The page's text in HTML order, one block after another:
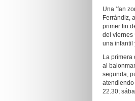
Una ‘fan
Ferrándiz,
primer fin
del viernes
una infantil
La primera
al
segunda,
atendiendo
22.30;